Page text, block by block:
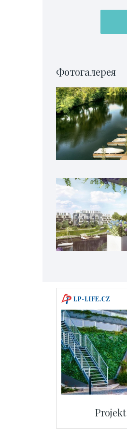
Фотогалерея